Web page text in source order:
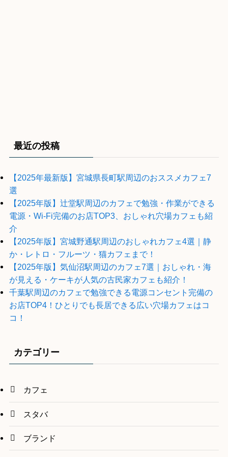
最近の投稿
【2025年最新版】宮城県長町駅周辺のおススメカフェ7
選
【2025年版】辻堂駅周辺のカフェで勉強・作業ができる
電源・Wi-Fi完備のお店TOP3、おしゃれ穴場カフェも紹
介
【2025年版】宮城野通駅周辺のおしゃれカフェ4選｜静
か・レトロ・フルーツ・猫カフェまで！
【2025年版】気仙沼駅周辺のカフェ7選｜おしゃれ・海
が見える・ケーキが人気の古民家カフェも紹介！
千葉駅周辺のカフェで勉強できる電源コンセント完備の
お店TOP4！ひとりでも長居できる広い穴場カフェはコ
コ！
カテゴリー
カフェ
スタバ
ブランド